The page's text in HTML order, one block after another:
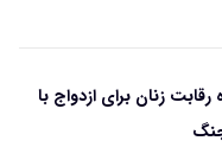
زنان برای ازدواج با